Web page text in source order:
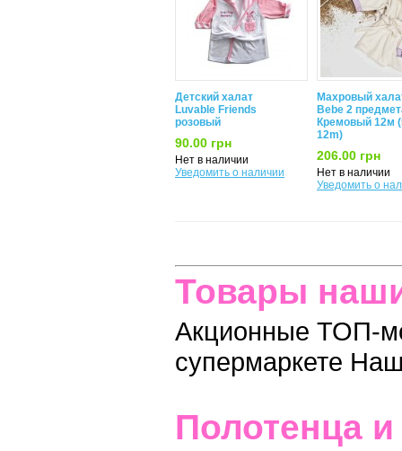
Детский халат
Luvable Friends
розовый
90.00 грн
Нет в наличии
Уведомить о наличии
Махровый
Bebe 2
Кремовый 12м
12m)
206.00 грн
Нет в наличии
Уведомить о
Товары
Акционные ТОП-
супермаркете
Полотенца и